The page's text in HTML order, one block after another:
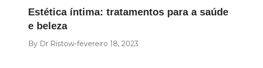
Estética íntima: tratamentos para a saúde
e beleza
By Dr Ristow fevereiro 18, 2023